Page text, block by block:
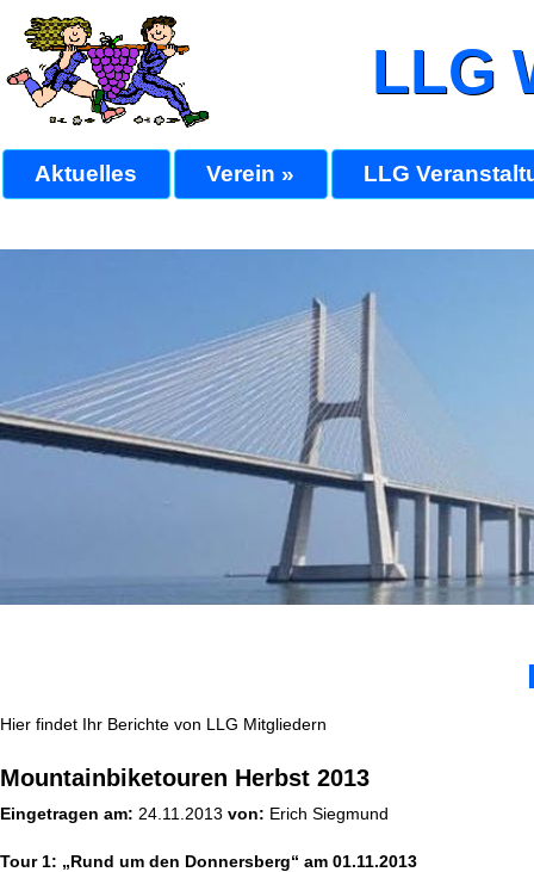
LLG
Aktuelles Verein » LLG
Hier findet Ihr Berichte von LLG Mitgliedern
Mountainbiketouren Herbst 2013
Eingetragen am: 24.11.2013 von: Erich Siegmund
Tour 1: „Rund um den Donnersberg“ am 01.11.2013